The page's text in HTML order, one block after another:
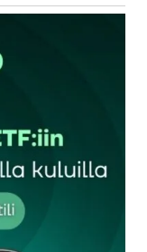
kirjautua
Pakolliset